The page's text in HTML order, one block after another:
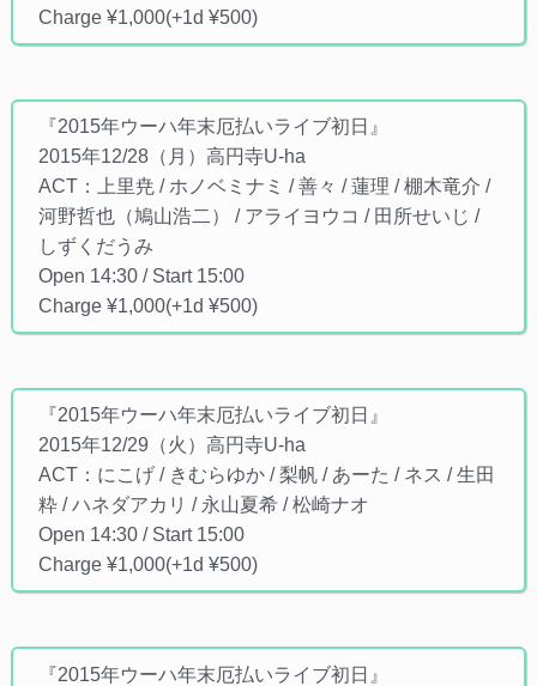
Charge ¥1,000(+1d ¥500)
『2015年ウーハ年末厄払いライブ初日』
2015年12/28（月）高円寺U-ha
ACT：上里尭 / ホノベミナミ / 善々 / 蓮理 / 棚木竜介 /
河野哲也（鳩山浩二） / アライヨウコ / 田所せいじ /
しずくだうみ
Open 14:30 / Start 15:00
Charge ¥1,000(+1d ¥500)
『2015年ウーハ年末厄払いライブ初日』
2015年12/29（火）高円寺U-ha
ACT：にこげ / きむらゆか / 梨帆 / あーた / ネス / 生田
粋 / ハネダアカリ / 永山夏希 / 松崎ナオ
Open 14:30 / Start 15:00
Charge ¥1,000(+1d ¥500)
『2015年ウーハ年末厄払いライブ初日』